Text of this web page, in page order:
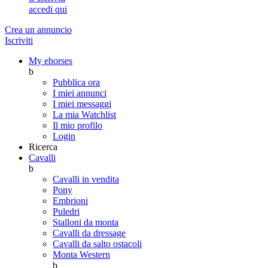
accedi qui
Crea un annuncio
Iscriviti
My ehorses
b
Pubblica ora
I miei annunci
I miei messaggi
La mia Watchlist
Il mio profilo
Login
Ricerca
Cavalli
b
Cavalli in vendita
Pony
Embrioni
Puledri
Stalloni da monta
Cavalli da dressage
Cavalli da salto ostacoli
Monta Western
b